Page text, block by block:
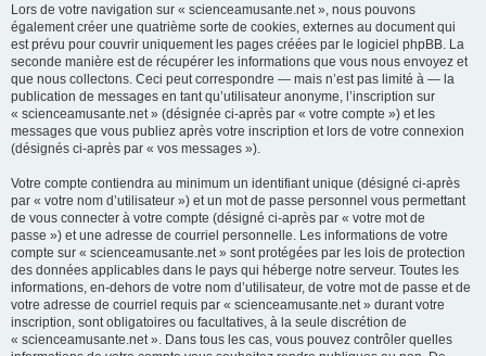
Lors de votre navigation sur « scienceamusante.net », nous pouvons
également créer une quatrième sorte de cookies, externes au document qui
est prévu pour couvrir uniquement les pages créées par le logiciel phpBB. La
seconde manière est de récupérer les informations que vous nous envoyez et
que nous collectons. Ceci peut correspondre — mais n’est pas limité à — la
publication de messages en tant qu’utilisateur anonyme, l’inscription sur
« scienceamusante.net » (désignée ci-après par « votre compte ») et les
messages que vous publiez après votre inscription et lors de votre connexion
(désignés ci-après par « vos messages »).
Votre compte contiendra au minimum un identifiant unique (désigné ci-après
par « votre nom d’utilisateur ») et un mot de passe personnel vous permettant
de vous connecter à votre compte (désigné ci-après par « votre mot de
passe ») et une adresse de courriel personnelle. Les informations de votre
compte sur « scienceamusante.net » sont protégées par les lois de protection
des données applicables dans le pays qui héberge notre serveur. Toutes les
informations, en-dehors de votre nom d’utilisateur, de votre mot de passe et de
votre adresse de courriel requis par « scienceamusante.net » durant votre
inscription, sont obligatoires ou facultatives, à la seule discrétion de
« scienceamusante.net ». Dans tous les cas, vous pouvez contrôler quelles